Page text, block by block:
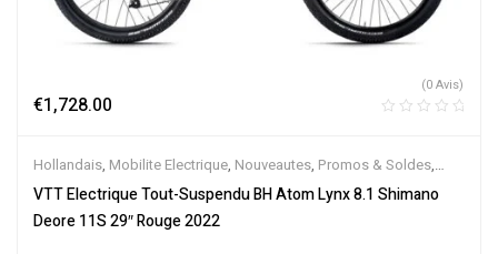
€1,728.00
(0 Avis)
Hollandais, Mobilite Electrique, Nouveautes, Promos & Soldes,
Tout-Suspendus,Vélo électrique ville, Velos Electriques,VTT
Électriques
VTT Electrique Tout-Suspendu BH Atom Lynx 8.1 Shimano
Deore 11S 29″ Rouge 2022